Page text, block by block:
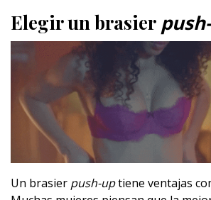
Elegir un brasier
Un brasier push-uptiene ventajas